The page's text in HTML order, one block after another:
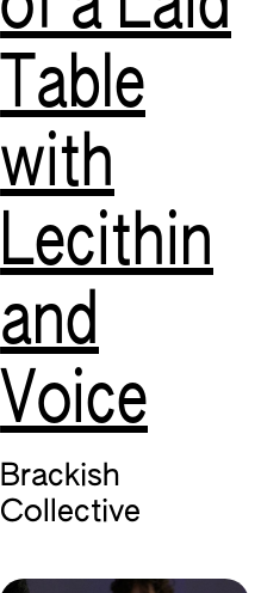
Table
with
Lecithin
and
Voice
Brackish
Collective